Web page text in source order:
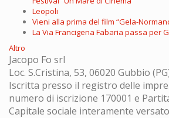
Leopoli
Vieni alla prima del film “Gela-
La Via Francigena Fabaria passa per
Altro
Jacopo Fo srl
Loc. S.Cristina, 53, 06020 Gubbio
Iscritta presso il registro delle
numero di iscrizione 170001 e
Capitale sociale interamente